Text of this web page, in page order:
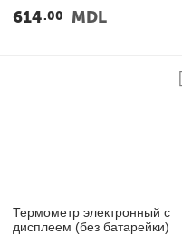
614 00 MDL
Термометр электронный с
дисплеем (без батарейки)